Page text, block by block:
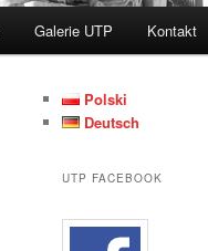
Galerie UTP Kontakt
Polski
Deutsch
UTP FACEBOOK